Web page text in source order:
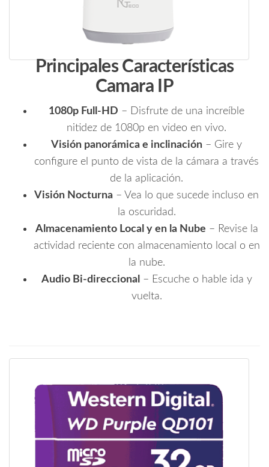
Principales Características
Camara IP
1080p Full-HD – Disfrute de una increíble
nitidez de 1080p en video en vivo.
Visión panorámica e inclinación – Gire y
configure el punto de vista de la cámara a través
de la aplicación.
Visión Nocturna – Vea lo que sucede incluso en
la oscuridad.
Almacenamiento Local y en la Nube – Revise la
actividad reciente con almacenamiento local o en
la nube.
Audio Bi-direccional – Escuche o hable ida y
vuelta.